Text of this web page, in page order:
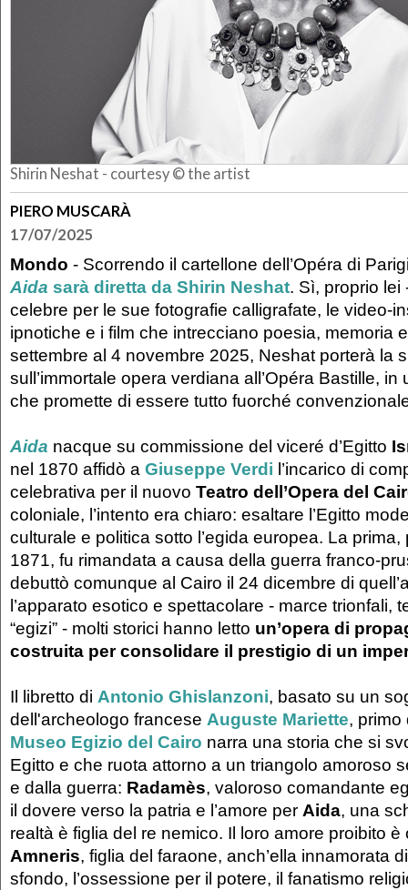
Shirin Neshat - courtesy © the artist
PIERO MUSCARÀ
17/07/2025
Mondo - Scorrendo il cartellone dell’Opéra di
Aida sarà diretta da Shirin Neshat. Sì, proprio lei
celebre per le sue fotografie calligrafate, le video-
ipnotiche e i film che intrecciano poesia, memoria
settembre al 4 novembre 2025, Neshat porterà la
sull’immortale opera verdiana all’Opéra Bastille,
che promette di essere tutto fuorché
Aida nacque su commissione del viceré d’Egitto
nel 1870 affidò a Giuseppe Verdi l’incarico di
celebrativa per il nuovo Teatro dell’Opera del
coloniale, l’intento era chiaro: esaltare l’Egitto
culturale e politica sotto l’egida europea. La prima,
1871, fu rimandata a causa della guerra franco-
debuttò comunque al Cairo il 24 dicembre di
l’apparato esotico e spettacolare - marce trionfali,
“egizi” - molti storici hanno letto un’opera di
costruita per consolidare il prestigio di un
Il libretto di Antonio Ghislanzoni, basato su un
dell'archeologo francese Auguste Mariette, primo
Museo Egizio del Cairo narra una storia che si
Egitto e che ruota attorno a un triangolo amoroso
e dalla guerra: Radamès, valoroso comandante
il dovere verso la patria e l’amore per Aida, una
realtà è figlia del re nemico. Il loro amore proibito
Amneris, figlia del faraone, anch’ella innamorata
sfondo, l’ossessione per il potere, il fanatismo